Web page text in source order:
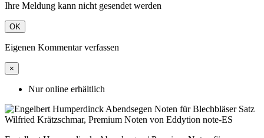
Ihre Meldung kann nicht gesendet werden
OK
Eigenen Kommentar verfassen
×
Nur online erhältlich